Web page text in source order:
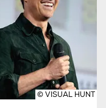
© VISUAL HUNT